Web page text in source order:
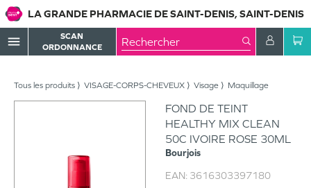
LA GRANDE PHARMACIE DE SAINT-DENIS, SAINT-DENIS
menu
SCAN
ORDONNANCE
Tous les produits VISAGE-CORPS-CHEVEUX Visage Maquillage
FOND DE TEINT
HEALTHY MIX CLEAN
50C IVOIRE ROSE 30ML
Bourjois
EAN: 3616303397180